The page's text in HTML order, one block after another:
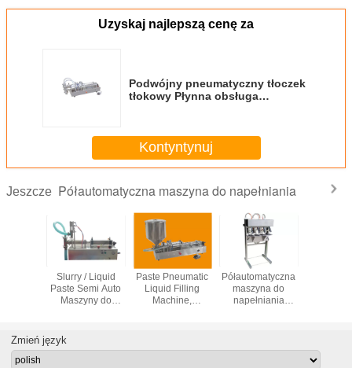
Uzyskaj najlepszą cenę za
Podwójny pneumatyczny tłoczek
tłokowy Płynna obsługa
Kontyntynuj
Jeszcze Półautomatyczna maszyna do napełniania
do
Slurry / Liquid
Paste Semi Auto
Maszyny do
przemysłu
chemicznego
Paste Pneumatic
Liquid Filling
Machine,
tłoków
Półautomatyczna
maszyna do
napełniania
perfumerii
Zmień język